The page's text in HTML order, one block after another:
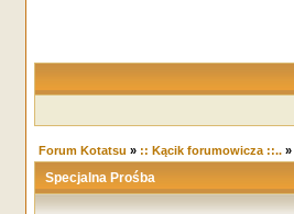
Forum Kotatsu » :: Kącik forumowicza ::..»
Specjalna Prośba